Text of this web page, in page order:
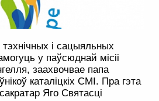
і сацыяльных
у паўсюднай місіі
заахвочвае папа
каталіцкіх СМІ. Пра гэта
Яго Святасці